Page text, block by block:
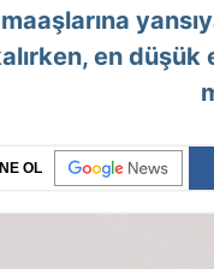
maaşlarına
en
OL